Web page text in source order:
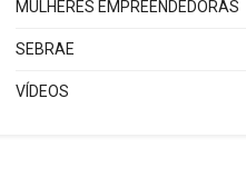
MULHERES EMPREENDEDORAS
SEBRAE
VÍDEOS